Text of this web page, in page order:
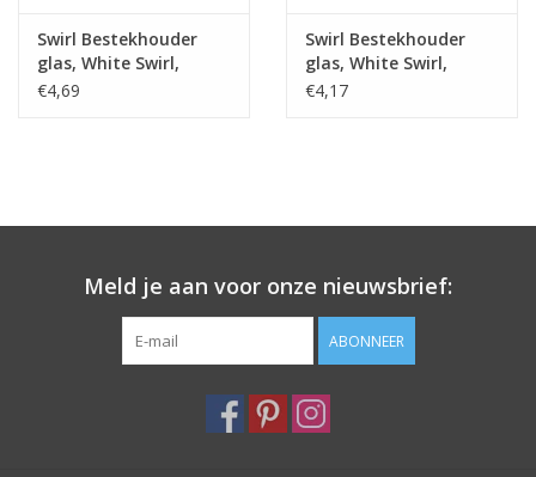
Swirl Bestekhouder
glas, White Swirl,
10x2,5x1,5cm
€4,69
Swirl Bestekhouder
glas, White Swirl,
6x2,5x1,5cm
€4,17
Meld je aan voor onze nieuwsbrief:
ABONNEER